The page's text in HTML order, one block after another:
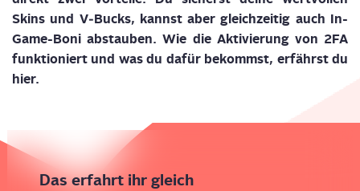
Skins und V‑Bucks, kannst aber gleich­zei­tig auch In-
Game-Boni abstau­ben. Wie die Akti­vie­rung von 2FA
funk­tio­niert und was du dafür bekommst, erfährst du
hier.
Das erfahrt ihr gleich